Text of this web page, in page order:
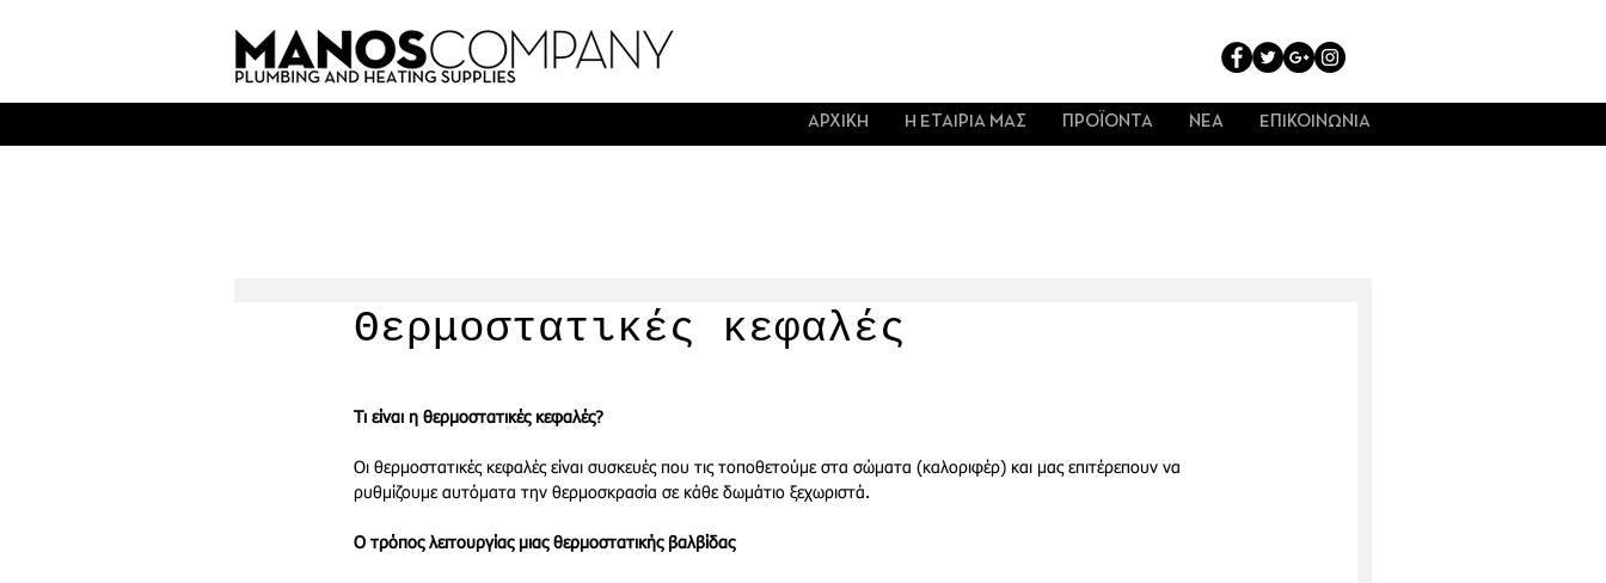
ΑΡΧΙΚΗ Η ΕΤΑΙΡΙΑ ΜΑΣ ΠΡΟΪΟΝΤΑ NEA ΕΠΙΚΟΙΝΩΝΙΑ
Θερμοστατικές κεφαλές
Τι είναι η θερμοστατικές κεφαλές?
Οι θερμοστατικές κεφαλές είναι συσκευές που τις τοποθετούμε στα σώματα (καλοριφέρ) και μας επιτέρεπουν να
ρυθμίζουμε αυτόματα την θερμοσκρασία σε κάθε δωμάτιο ξεχωριστά.
Ο τρόπος λειτουργίας μιας θερμοστατικής βαλβίδας